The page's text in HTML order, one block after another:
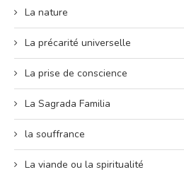
La nature
La précarité universelle
La prise de conscience
La Sagrada Familia
la souffrance
La viande ou la spiritualité